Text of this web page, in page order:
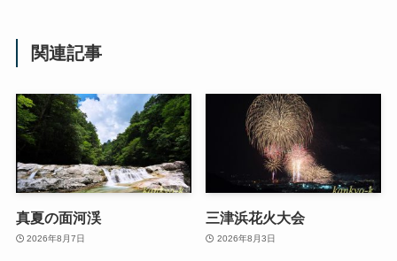
関連記事
真夏の面河渓
2026年8月7日
三津浜花火大会
2026年8月3日